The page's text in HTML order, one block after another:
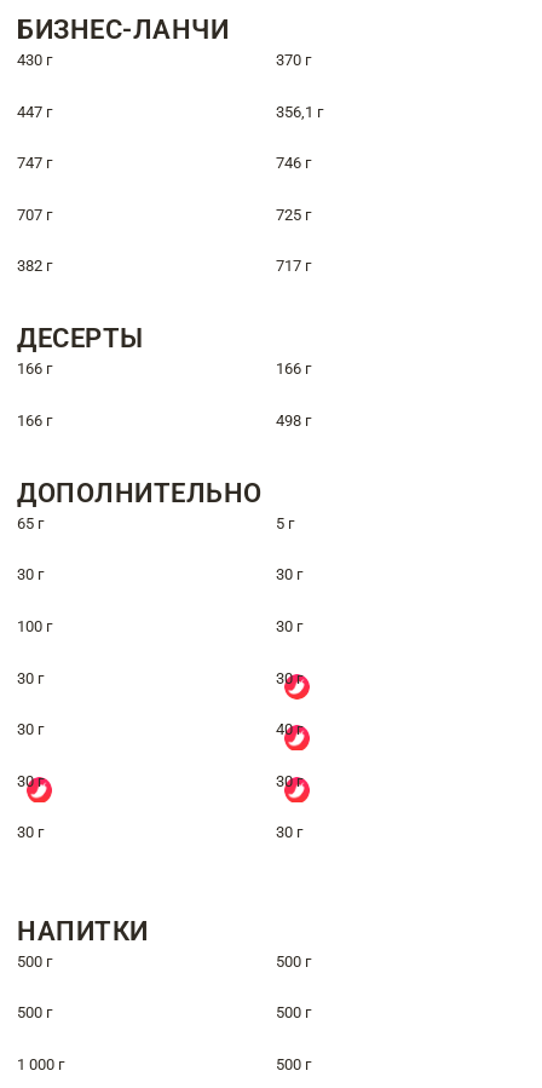
БИЗНЕС-ЛАНЧИ
430 г 370 г
447 г 356,1 г
747 г 746 г
707 г 725 г
382 г 717 г
ДЕСЕРТЫ
166 г 166 г
166 г 498 г
ДОПОЛНИТЕЛЬНО
65 г 5 г
30 г 30 г
100 г 30 г
30 г 30 г
30 г 40 г
30 г 30 г
30 г 30 г
НАПИТКИ
500 г 500 г
500 г 500 г
1 000 г 500 г